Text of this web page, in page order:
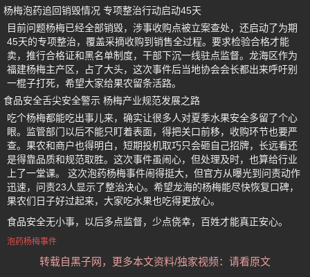
杨梅泡药追回销毁情况 专项整治行动启动45天
目前问题杨梅已经全部销毁，涉事收购点被立案查处，还启动了为期
45天的专项整治，覆盖采摘收购到销售全过程。要求检验合格才能
卖，推行合格证和黑名单制度，干部下沉一线驻点监督。龙海区作为
福建杨梅主产区，占了大头，这次事件后当地协会会长都出来呼吁别
一棍子打死，希望大家给果农留条活路。
食品安全舌尖安全警示 杨梅产业规范发展之路
吃个杨梅都能吃出事儿来，确实让很多人对夏季水果安全多留了个心
眼。监管部门以后不能只盯着表面，得把关口前移，收购环节也要严
查。果农和商户也得明白，短期投机取巧只会砸自己招牌，长远看还
是得靠品质和规范取胜。这次事件虽闹心，但处理及时，也算给行业
上了一堂课。 这次泡药杨梅事件闹得挺大，但官方从曝光到问责动作
迅速，问责23人显示了整治决心。希望龙海的杨梅能尽快恢复口碑，
果农们日子好过起来，大家吃水果也吃得更放心。
食品安全无小事，以后多点监督，少点侥幸，百姓才能真正安心。
泡药杨梅事件
转载自黑子网，更多本文资料/独家视频：请看原文